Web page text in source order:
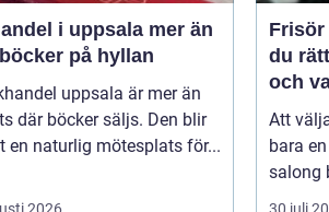
i uppsala mer än
på hyllan
uppsala är mer än
där böcker säljs. Den blir
en naturlig mötesplats för...
2026
Frisör
du
och
Att
bara
salong
30 juli